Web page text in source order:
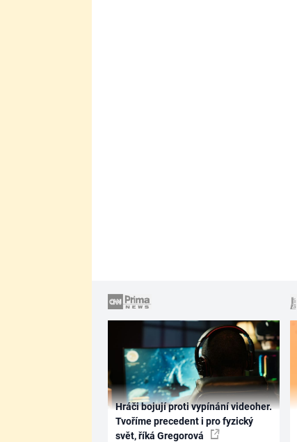
Hráči bojují proti vypínání videoher.
Tvoříme precedent i pro fyzický
svět, říká Gregorová